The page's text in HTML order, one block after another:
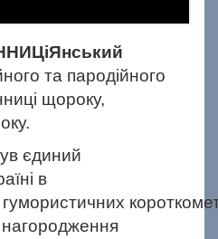
та пародійного
щороку,
єдиний
в